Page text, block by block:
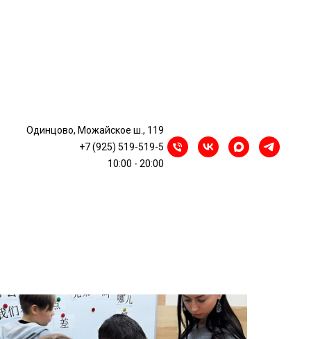
Одинцово, Можайское ш., 119
+7 (925) 519-519-5
10:00 - 20:00
детей